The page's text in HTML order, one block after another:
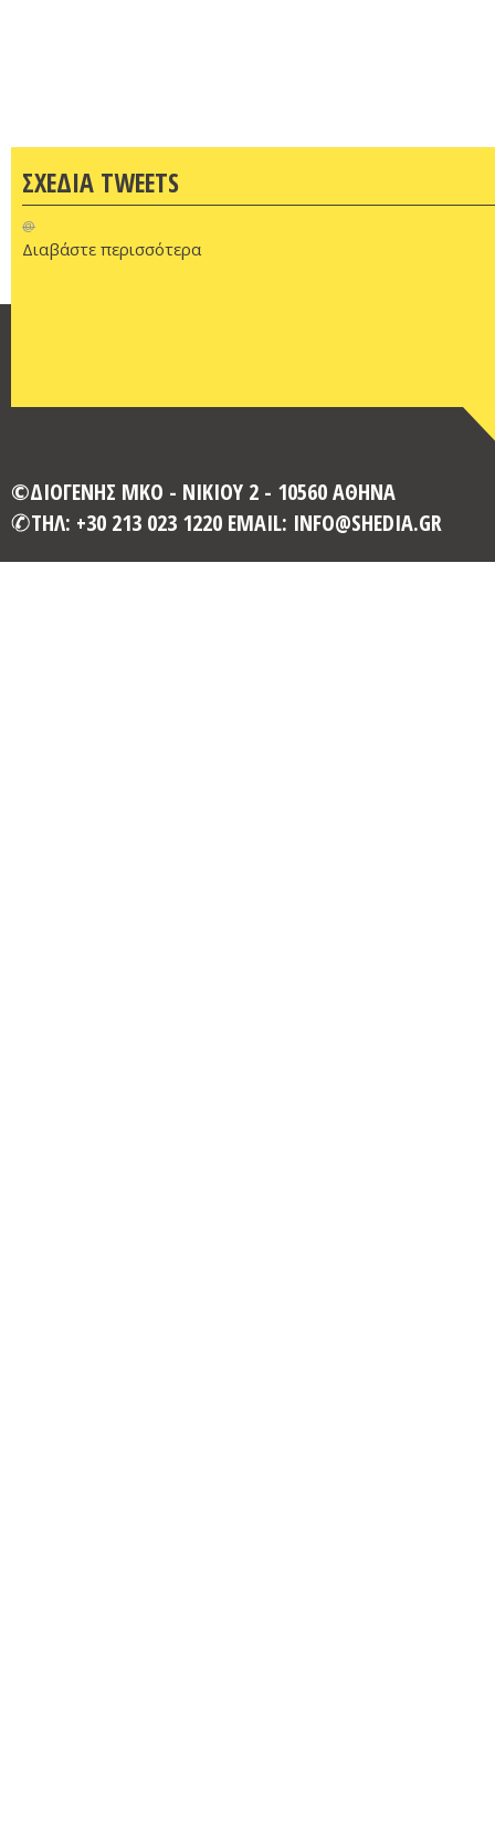
ΣΧΕΔΙΑ TWEETS
@
Διαβάστε περισσότερα
©ΔΙΟΓΕΝΗΣ ΜΚΟ - ΝΙΚΙΟΥ 2 - 10560 ΑΘΗΝΑ
ΤΗΛ: +30 213 023 1220 EMAIL: INFO@SHEDIA.GR